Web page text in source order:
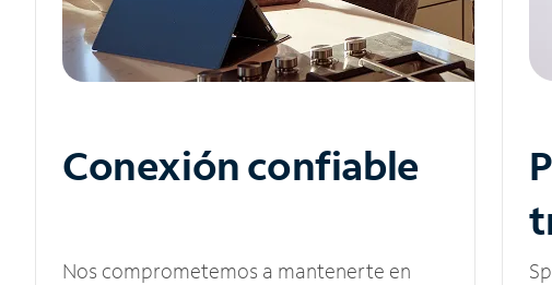
Conexión confiable
Nos comprometemos a mantenerte en